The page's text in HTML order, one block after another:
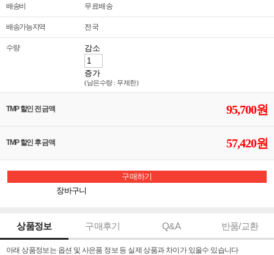
배송비 무료배송
배송가능지역 전국
수량 감소
증가
(남은수량 : 무제한)
TMP 할인 전 금액 95,700원
TMP 할인 후 금액 57,420원
구매하기
장바구니
상품정보 구매후기 Q&A 반품/교환
아래 상품정보는 옵션 및 사은품 정보 등 실제 상품과 차이가 있을수 있습니다